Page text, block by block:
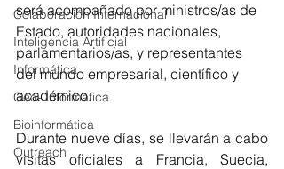
Colaboración Internacional
Inteligencia Artificial
Informática
Geo- Informática
Bioinformática
Outreach
será acompañado por ministros/as de
Estado, autoridades nacionales,
parlamentarios/as, y representantes
del mundo empresarial, científico y
académico.
Durante nueve días, se llevarán a cabo
visitas oficiales a Francia, Suecia,